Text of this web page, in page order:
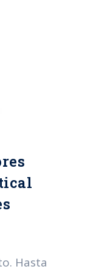
gris
Chapas
Hasta